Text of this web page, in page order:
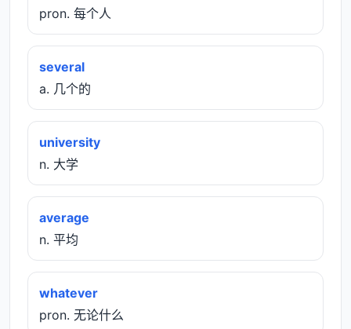
pron. 每个人
several
a. 几个的
university
n. 大学
average
n. 平均
whatever
pron. 无论什么